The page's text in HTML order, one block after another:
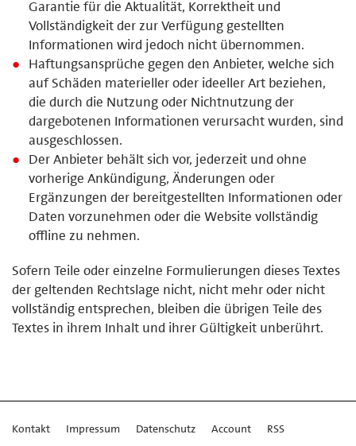
Garantie für die Aktualität, Korrektheit und
Vollständigkeit der zur Verfügung gestellten
Informationen wird jedoch nicht übernommen.
Haftungsansprüche gegen den Anbieter, welche sich
auf Schäden materieller oder ideeller Art beziehen,
die durch die Nutzung oder Nichtnutzung der
dargebotenen Informationen verursacht wurden, sind
ausgeschlossen.
Der Anbieter behält sich vor, jederzeit und ohne
vorherige Ankündigung, Änderungen oder
Ergänzungen der bereitgestellten Informationen oder
Daten vorzunehmen oder die Website vollständig
offline zu nehmen.
Sofern Teile oder einzelne Formulierungen dieses Textes
der geltenden Rechtslage nicht, nicht mehr oder nicht
vollständig entsprechen, bleiben die übrigen Teile des
Textes in ihrem Inhalt und ihrer Gültigkeit unberührt.
Kontakt Impressum Datenschutz Account RSS